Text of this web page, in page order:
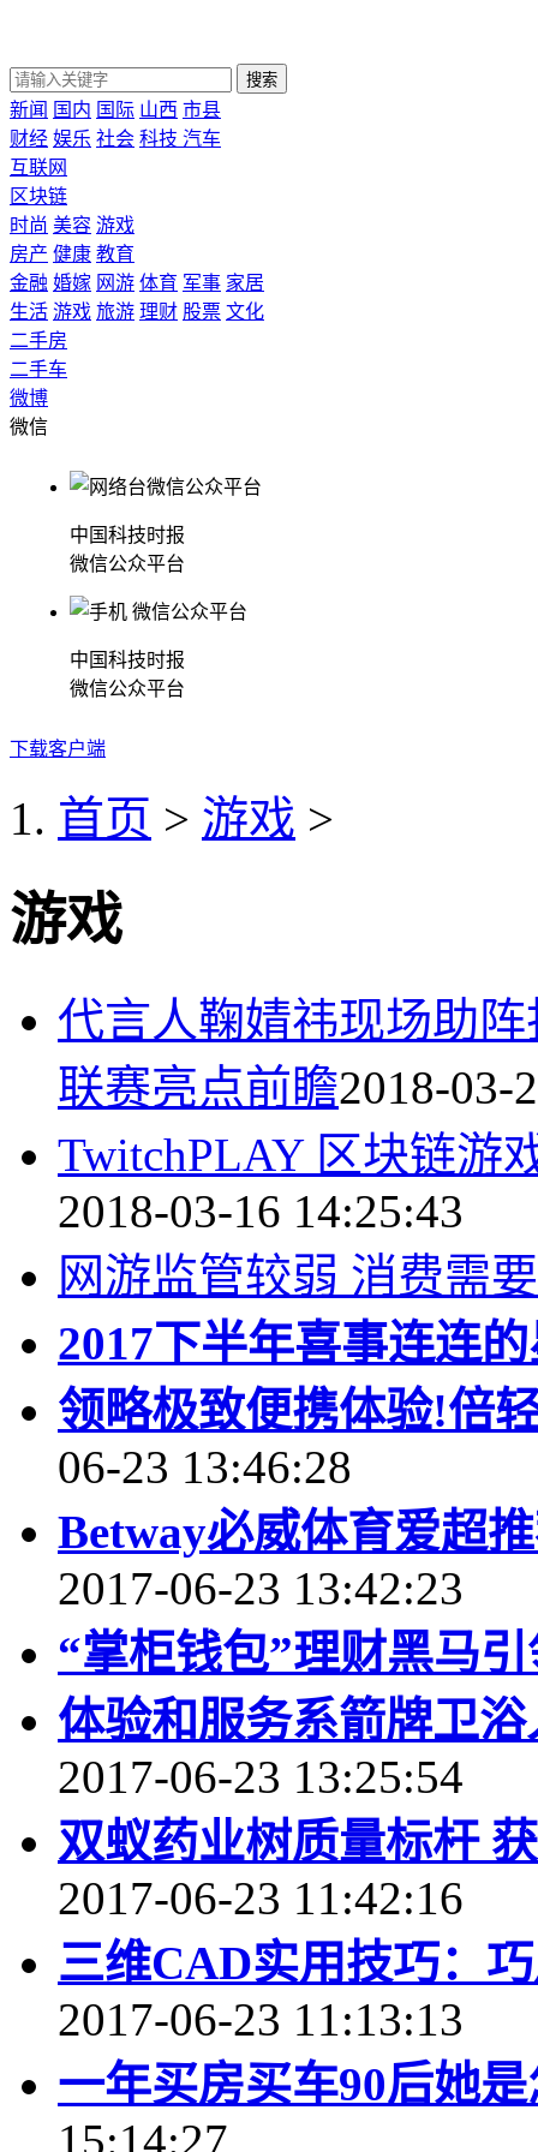
搜索
新闻 国内 国际 山西 市县
财经 娱乐 社会 科技 汽车
互联网
区块链
时尚 美容 游戏
房产 健康 教育
金融 婚嫁 网游 体育 军事 家居
生活 游戏 旅游 理财 股票 文化
二手房
二手车
微博
微信
中国科技时报
微信公众平台
中国科技时报
微信公众平台
下载客户端
首页 > 游戏 >
游戏
代言人鞠婧祎现场助
联赛亮点前瞻2018-03-
TwitchPLAY 区块链游
2018-03-16 14:25:43
网游监管较弱 消费需
2017下半年喜事连连
领略极致便携体验!倍
06-23 13:46:28
Betway必威体育爱超
2017-06-23 13:42:23
“掌柜钱包”理财黑马
体验和服务系箭牌卫
2017-06-23 13:25:54
双蚁药业树质量标杆
2017-06-23 11:42:16
三维CAD实用技巧：
2017-06-23 11:13:13
一年买房买车90后她
15:14:27